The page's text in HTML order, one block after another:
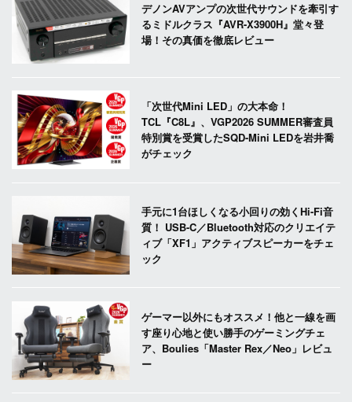
デノンAVアンプの次世代サウンドを牽引す
るミドルクラス『AVR-X3900H』堂々登
場！その真価を徹底レビュー
「次世代Mini LED」の大本命！
TCL『C8L』、VGP2026 SUMMER審査員
特別賞を受賞したSQD-Mini LEDを岩井喬
がチェック
手元に1台ほしくなる小回りの効くHi-Fi音
質！ USB-C／Bluetooth対応のクリエイテ
ィブ「XF1」アクティブスピーカーをチェ
ック
ゲーマー以外にもオススメ！他と一線を画
す座り心地と使い勝手のゲーミングチェ
ア、Boulies「Master Rex／Neo」レビュ
ー